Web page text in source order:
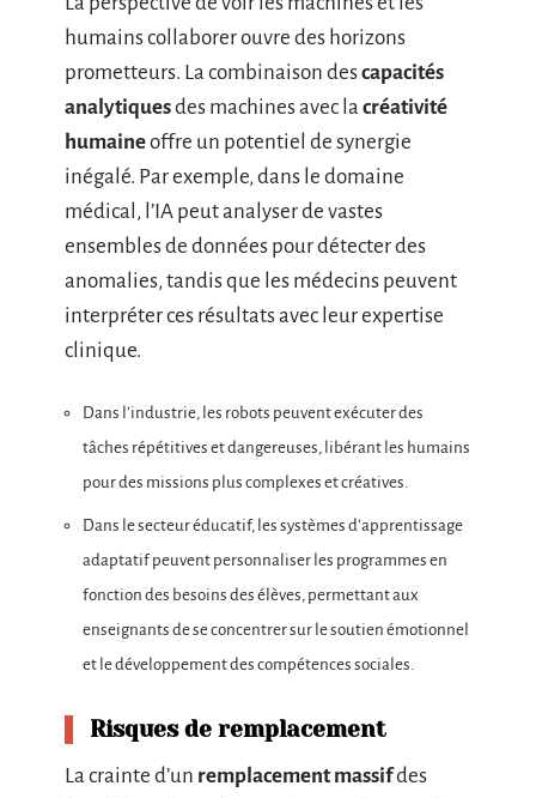
humains collaborer ouvre des horizons
prometteurs. La combinaison descapacités
analytiquesdes machines avec la créativité
humaineoffre un potentiel de synergie
inégalé. Par exemple, dans le domaine
médical, l’IA peut analyser de vastes
ensembles de données pour détecter des
anomalies, tandis que les médecins peuvent
interpréter ces résultats avec leur expertise
clinique.
Dans l’industrie, les robots peuvent exécuter des
tâches répétitives et dangereuses, libérant les humains
pour des missions plus complexes et créatives.
Dans le secteur éducatif, les systèmes d’apprentissage
adaptatif peuvent personnaliser les programmes en
fonction des besoins des élèves, permettant aux
enseignants de se concentrer sur le soutien émotionnel
et le développement des compétences sociales.
Risques de remplacement
La crainte d’un remplacement massifdes